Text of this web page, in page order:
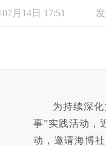
月14日 17:51
为持续深
事”实践活动，
动，邀请海博